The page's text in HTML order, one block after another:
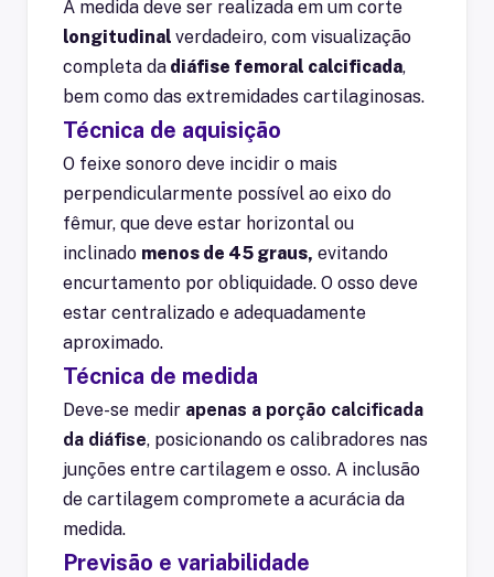
A medida deve ser realizada em um corte
longitudinal verdadeiro, com visualização
completa da diáfise femoral calcificada,
bem como das extremidades cartilaginosas.
Técnica de aquisição
O feixe sonoro deve incidir o mais
perpendicularmente possível ao eixo do
fêmur, que deve estar horizontal ou
inclinado menos de 45 graus, evitando
encurtamento por obliquidade. O osso deve
estar centralizado e adequadamente
aproximado.
Técnica de medida
Deve-se medir apenas a porção calcificada
da diáfise, posicionando os calibradores nas
junções entre cartilagem e osso. A inclusão
de cartilagem compromete a acurácia da
medida.
Previsão e variabilidade